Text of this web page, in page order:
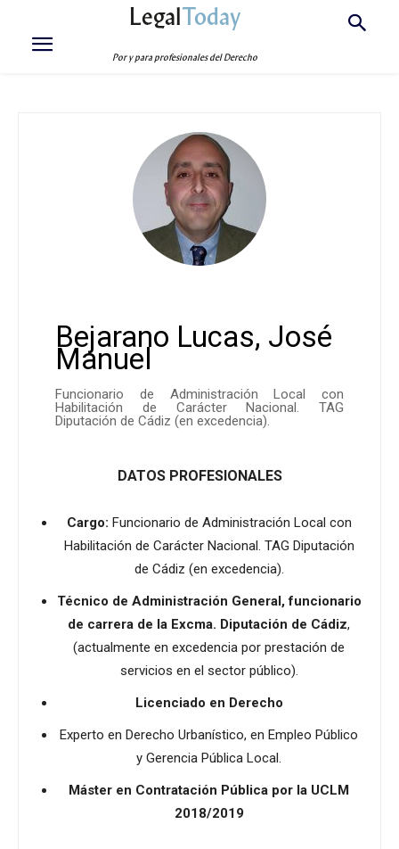
LegalToday
Por y para profesionales del Derecho
Bejarano Lucas, José
Manuel
Funcionario de Administración Local con
Habilitación de Carácter Nacional. TAG
Diputación de Cádiz (en excedencia).
DATOS PROFESIONALES
Cargo: Funcionario de Administración Local con
Habilitación de Carácter Nacional. TAG Diputación
de Cádiz (en excedencia).
Técnico de Administración General, funcionario
de carrera de la Excma. Diputación de Cádiz,
(actualmente en excedencia por prestación de
servicios en el sector público).
Licenciado en Derecho
Experto en Derecho Urbanístico, en Empleo Público
y Gerencia Pública Local.
Máster en Contratación Pública por la UCLM
2018/2019